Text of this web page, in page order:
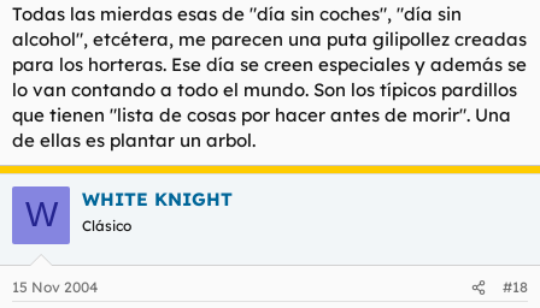
Todas las mierdas esas de "día sin coches", "día sin
alcohol", etcétera, me parecen una puta gilipollez creadas
para los horteras. Ese día se creen especiales y además se
lo van contando a todo el mundo. Son los típicos pardillos
que tienen "lista de cosas por hacer antes de morir". Una
de ellas es plantar un arbol.
W WHITE KNIGHT
Clásico
15 Nov 2004 #18